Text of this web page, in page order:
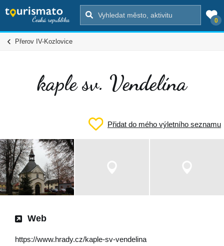
0
Přerov IV-Kozlovice
kaple sv. Vendelína
Přidat do mého výletního seznamu
Web
https://www.hrady.cz/kaple-sv-vendelina